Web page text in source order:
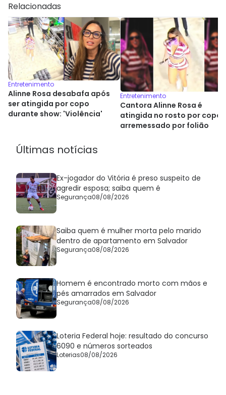
Relacionadas
Entretenimento
Alinne Rosa desabafa após
ser atingida por copo
durante show: 'Violência'
Entretenimento
Cantora Alinne Rosa é
atingida no rosto por copo
arremessado por folião
Últimas notícias
Ex-jogador do Vitória é preso suspeito de
agredir esposa; saiba quem é
Segurança08/08/2026
Saiba quem é mulher morta pelo marido
dentro de apartamento em Salvador
Segurança08/08/2026
Homem é encontrado morto com mãos e
pés amarrados em Salvador
Segurança08/08/2026
Loteria Federal hoje: resultado do concurso
6090 e números sorteados
Loterias08/08/2026